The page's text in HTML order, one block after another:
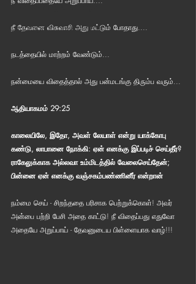
Bible Reading Challenge
Challenge to Seek the Lost
நீ தேவனை விசுவாசி அது மட்டும் போதாது....
நடத்தையில் மாற்றம் வேண்டும்...
நன்மையை விதைத்தால் அது பன்மடங்கு திரும்ப வரும்...
ஆதியாகமம் 29:25
காலையிலே, இதோ, அவள் லேயாள் என்று யாக்கோபு
கண்டு, லாபானை நோக்கி: ஏன் எனக்கு இப்படிச் செய்தீர்?
ராகேலுக்காக அல்லவா உம்மிடத்தில் வேலைசெய்தேன்;
பின்னை ஏன் எனக்கு வஞ்சகம்பண்ணினீர் என்றான்
நம்மை செய் - சிறந்ததை பரிசாக பெற்றுக்கொள்! அவர்
அன்பை பற்றி பேசி அதை காட்டு! நீ விதைப்பது எதுவோ
அதையே அறுப்பாய் - தேவனுடைய பிள்ளையாக வாழ்!!!